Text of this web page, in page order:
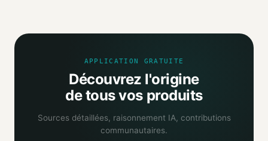
selon la fiabilité des informations trouvées.
APPLICATION GRATUITE
Découvrez l'origine
de tous vos produits
Sources détaillées, raisonnement IA, contributions
communautaires.